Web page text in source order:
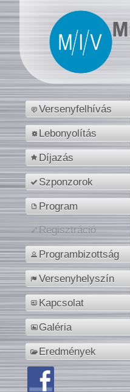
Versenyfelhívás
Lebonyolítás
Díjazás
Szponzorok
Program
Regisztráció
Programbizottság
Versenyhelyszín
Kapcsolat
Galéria
Eredmények